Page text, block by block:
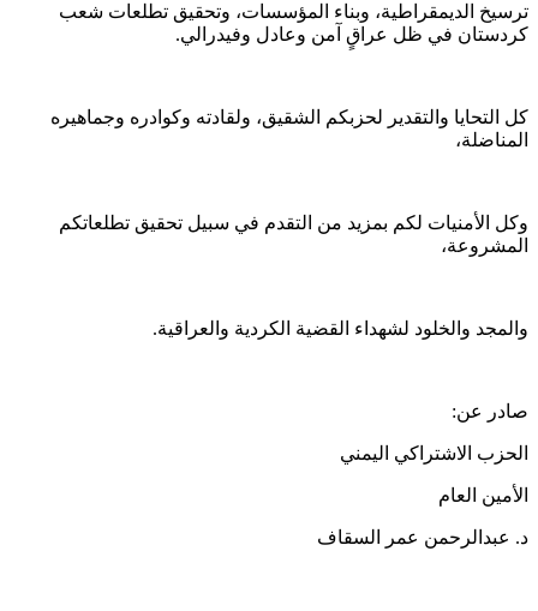
ترسيخ الديمقراطية، وبناء المؤسسات، وتحقيق تطلعات شعب
كردستان في ظل عراقٍ آمن وعادل وفيدرالي.
كل التحايا والتقدير لحزبكم الشقيق، ولقادته وكوادره وجماهيره
المناضلة،
وكل الأمنيات لكم بمزيد من التقدم في سبيل تحقيق تطلعاتكم
المشروعة،
والمجد والخلود لشهداء القضية الكردية والعراقية.
صادر عن:
الحزب الاشتراكي اليمني
الأمين العام
د. عبدالرحمن عمر السقاف